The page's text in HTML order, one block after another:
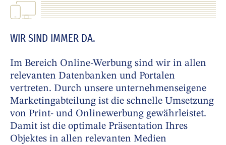
WIR SIND IMMER DA.
Im Bereich Online-Werbung sind wir in allen
relevanten Datenbanken und Portalen
vertreten. Durch unsere unternehmenseigene
Marketingabteilung ist die schnelle Umsetzung
von Print- und Onlinewerbung gewährleistet.
Damit ist die optimale Präsentation Ihres
Objektes in allen relevanten Medien